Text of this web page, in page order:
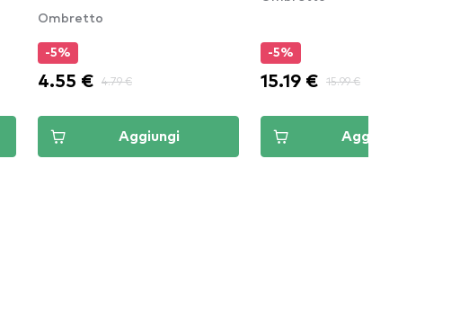
Ombretto
-5%
4.55 € 4.79 €
Aggiungi
-5%
15.19 € 15.99 €
Aggiungi